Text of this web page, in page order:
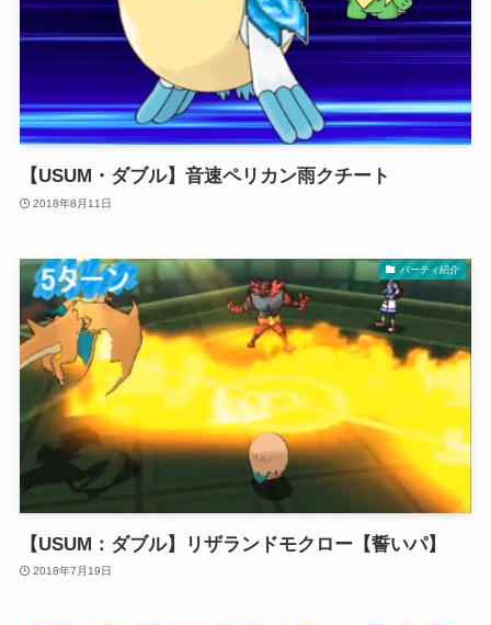
【USUM・ダブル】音速ペリカン雨クチート
2018年8月11日
パーティ紹介
【USUM：ダブル】リザランドモクロー【誓いパ】
2018年7月19日